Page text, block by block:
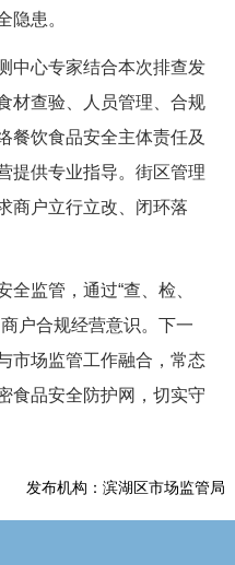
隐患。
心专家结合本次排查发
材查验、人员管理、合规
餐饮食品安全主体责任及
提供专业指导。街区管理
商户立行立改、闭环落
监管，通过“查、检、
户合规经营意识。下一
市场监管工作融合，常态
食品安全防护网，切实守
发布机构：滨湖区市场监管局